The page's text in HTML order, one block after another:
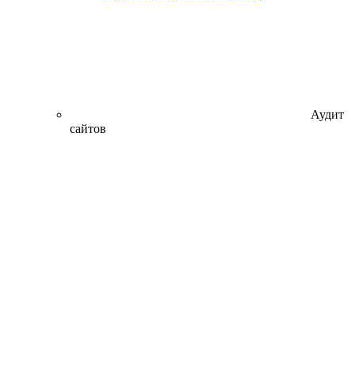
Аудит
сайтов